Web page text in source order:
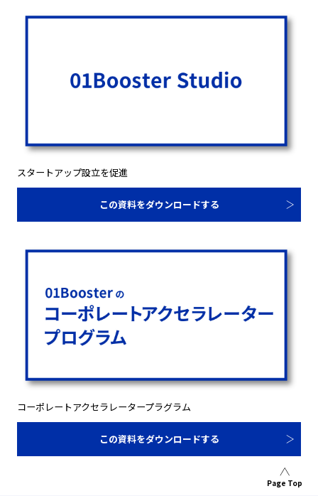
スタートアップ設立を促進
この資料をダウンロードする
コーポレートアクセラレータープラグラム
この資料をダウンロードする
Page Top